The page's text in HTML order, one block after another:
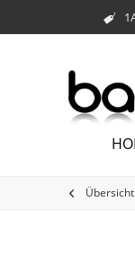
Übersicht